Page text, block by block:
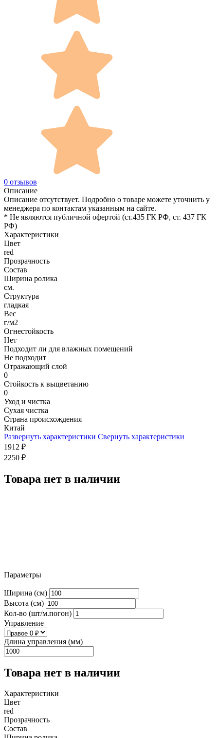
0 отзывов
Описание
Описание отсутствует. Подробно о товаре можете уточнить у
менеджера по контактам указанным на сайте.
* Не являются публичной офертой (ст.435 ГК РФ, cт. 437 ГК
РФ)
Характеристики
Цвет
red
Прозрачность
Состав
Ширина ролика
см.
Структура
гладкая
Вес
г/м2
Огнестойкость
Нет
Подходит ли для влажных помещений
Не подходит
Отражающий слой
0
Стойкость к выцветанию
0
Уход и чистка
Сухая чистка
Страна происхождения
Китай
Развернуть характеристики Свернуть характеристики
1912 ₽
2250 ₽
Товара нет в наличии
Параметры
Ширина (см)
Высота (см)
Кол-во (шт/м.погон)
Управление
Длина управления (мм)
Товара нет в наличии
Характеристики
Цвет
red
Прозрачность
Состав